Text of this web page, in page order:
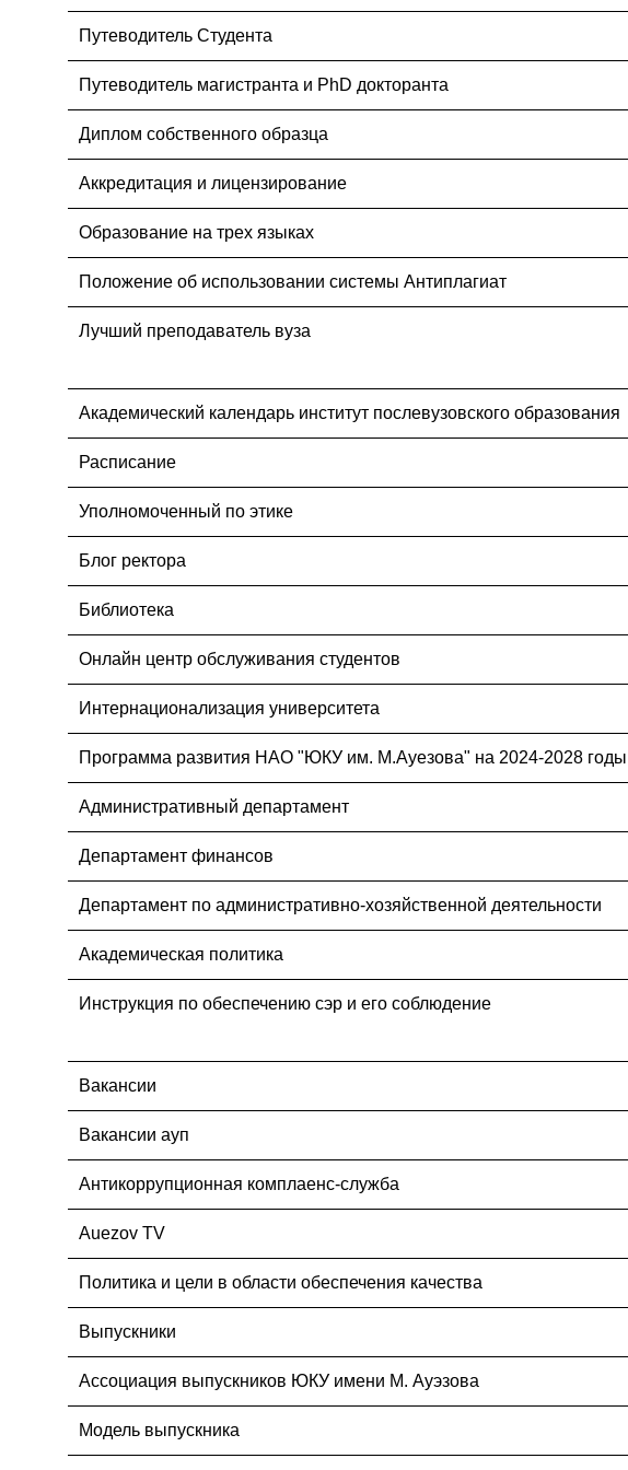
Путеводитель Студента
Путеводитель магистранта и PhD докторанта
Диплом собственного образца
Аккредитация и лицензирование
Образование на трех языках
Положение об использовании системы Антиплагиат
Лучший преподаватель вуза
Академический календарь институт послевузовского образования
Расписание
Уполномоченный по этике
Блог ректора
Библиотека
Онлайн центр обслуживания студентов
Интернационализация университета
Программа развития НАО "ЮКУ им. М.Ауезова" на 2024-2028 годы
Административный департамент
Департамент финансов
Департамент по административно-хозяйственной деятельности
Академическая политика
Инструкция по обеспечению сэр и его соблюдение
Вакансии
Вакансии ауп
Антикоррупционная комплаенс-служба
Auezov TV
Политика и цели в области обеспечения качества
Выпускники
Ассоциация выпускников ЮКУ имени М. Ауэзова
Модель выпускника